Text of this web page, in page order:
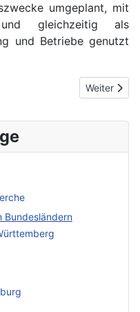
umgeplant, mit
und gleichzeitig als
und Betriebe genutzt
Nächster
Weiter
Bundesländern